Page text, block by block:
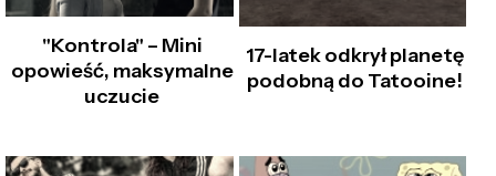
"Kontrola" – Mini
opowieść, maksymalne
uczucie
17-latek odkrył planetę
podobną do Tatooine!